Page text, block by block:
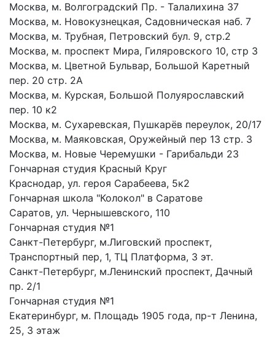
Москва, м. Волгоградский Пр. - Талалихина 37
Москва, м. Новокузнецкая, Садовническая наб. 7
Москва, м. Трубная, Петровский бул. 9, стр.2
Москва, м. проспект Мира, Гиляровского 10, стр 3
Москва, м. Цветной Бульвар, Большой Каретный
пер. 20 стр. 2А
Москва, м. Курская, Большой Полуярославский
пер. 10 к2
Москва, м. Сухаревская, Пушкарёв переулок, 20/17
Москва, м. Маяковская, Оружейный пер 13 стр. 3
Москва, м. Новые Черемушки - Гарибальди 23
Гончарная студия Красный Круг
Краснодар, ул. героя Сарабеева, 5к2
Гончарная школа "Колокол" в Саратове
Саратов, ул. Чернышевского, 110
Гончарная студия №1
Санкт-Петербург, м.Лиговский проспект,
Транспортный пер, 1, ТЦ Платформа, 3 эт.
Санкт-Петербург, м.Ленинский проспект, Дачный
пр. 2/1
Гончарная студия №1
Екатеринбург, м. Площадь 1905 года, пр-т Ленина,
25, 3 этаж